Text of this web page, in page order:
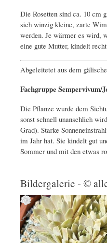
Die Rosetten sind ca. 10 cm
sich winzig kleine, zarte
werden. Je wärmer es wird,
eine gute Mutter, kindelt
Abgeleitetet aus dem
Fachgruppe Sempervivum/
Die Pflanze wurde dem
sonst schnell unansehlich
Grad). Starke
im Jahr hat. Sie kindelt gut
Sommer und mit den etwas
Bildergalerie - ©